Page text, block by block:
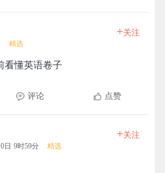
精选
+关注
看懂英语卷子
评论 点赞
日 9时59分 精选
+关注